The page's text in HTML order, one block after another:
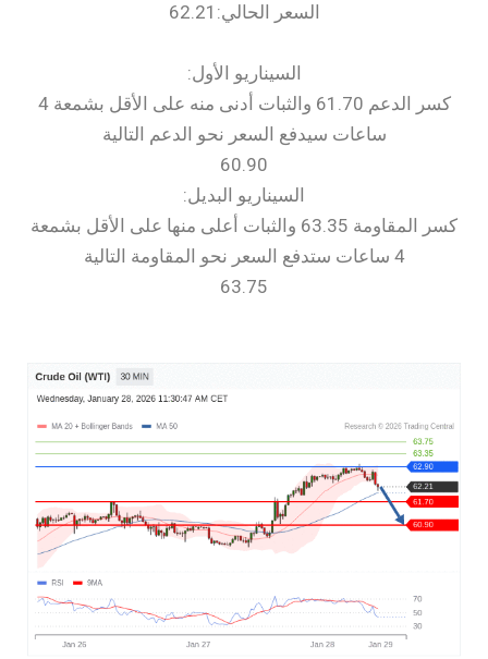
السعر الحالي:62.21
السيناريو الأول:
كسر الدعم 61.70 والثبات أدنى منه على الأقل بشمعة 4
ساعات سيدفع السعر نحو الدعم التالية
60.90
السيناريو البديل:
كسر المقاومة 63.35 والثبات أعلى منها على الأقل بشمعة
4 ساعات ستدفع السعر نحو المقاومة التالية
63.75